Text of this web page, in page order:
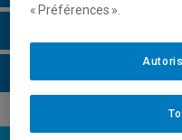
« Préférences ».